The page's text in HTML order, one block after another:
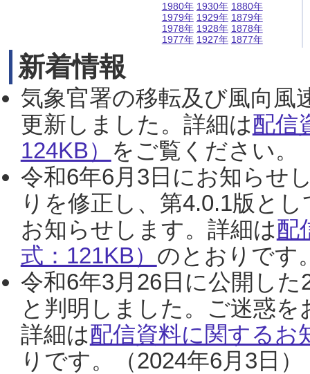
1980年
1979年
1978年
1977年
1930年
1929年
1928年
1927年
1880年
1879年
1878年
1877年
新着情報
気象官署の移転及び風向風
更新しました。詳細は配信
124KB） をご覧ください。
令和6年6月3日にお知らせ
りを修正し、第4.0.1版と
お知らせします。詳細は配
式：121KB） のとおりです
令和6年3月26日に公開し
と判明しました。ご迷惑
詳細は配信資料に関するお
りです。（2024年6月3日）